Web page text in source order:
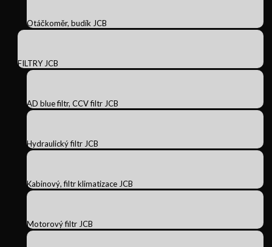
Otáčkoměr, budík JCB
FILTRY JCB
AD blue filtr, CCV filtr JCB
Hydraulický filtr JCB
Kabinový, filtr klimatizace JCB
Motorový filtr JCB